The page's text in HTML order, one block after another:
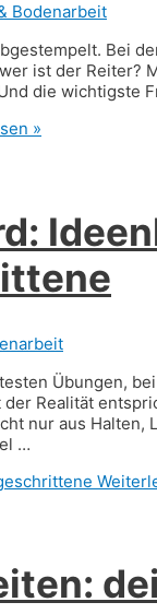
Bodenarbeit
Bei
ist der Reiter?
die wichtigste
»
Übungen,
Realität
nur aus
…